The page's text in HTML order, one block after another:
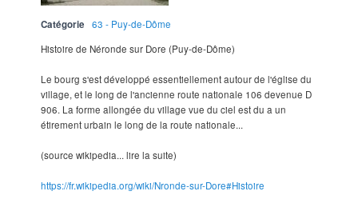
Catégorie
63 - Puy-de-Dôme
Histoire de Néronde sur Dore (Puy-de-Dôme)
Le bourg s'est développé essentiellement autour de l'église du
village, et le long de l'ancienne route nationale 106 devenue D
906. La forme allongée du village vue du ciel est du a un
étirement urbain le long de la route nationale...
(source wikipedia... lire la suite)
https://fr.wikipedia.org/wiki/Nronde-sur-Dore#Histoire